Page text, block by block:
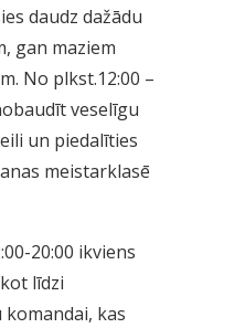
daudz dažādu
gan maziem
No plkst.12:00 –
veselīgu
un piedalīties
meistarklasē
20:00 ikviens
līdzi
komandai, kas